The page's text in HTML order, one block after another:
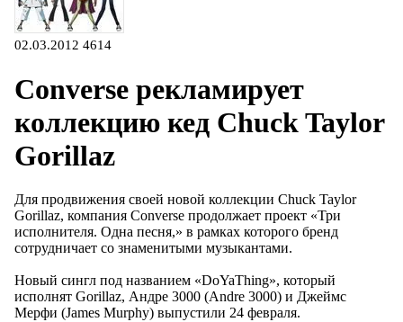
02.03.2012 4614
Converse рекламирует
коллекцию кед Chuck Taylor
Gorillaz
Для продвижения своей новой коллекции Chuck Taylor
Gorillaz, компания Converse продолжает проект «Три
исполнителя. Одна песня,» в рамках которого бренд
сотрудничает со знаменитыми музыкантами.
Новый сингл под названием «DoYaThing», который
исполнят Gorillaz, Андре 3000 (Andre 3000) и Джеймс
Мерфи (James Murphy) выпустили 24 февраля.